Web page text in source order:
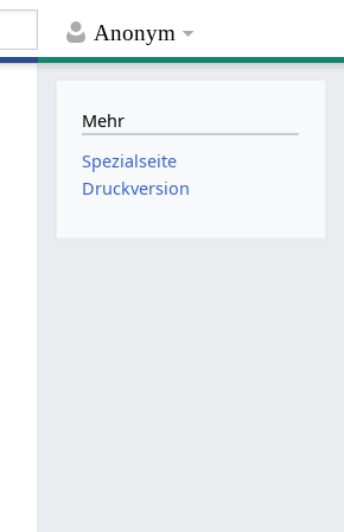
Anonym
Mehr
Spezialseite
Druckversion